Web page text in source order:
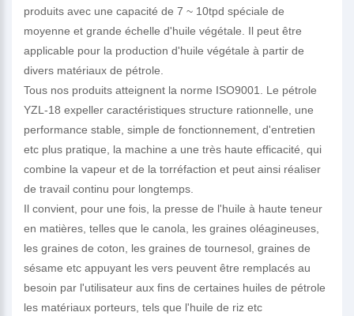
produits avec une capacité de 7 ~ 10tpd spéciale de
moyenne et grande échelle d'huile végétale. Il peut être
applicable pour la production d'huile végétale à partir de
divers matériaux de pétrole.
Tous nos produits atteignent la norme ISO9001. Le pétrole
YZL-18 expeller caractéristiques structure rationnelle, une
performance stable, simple de fonctionnement, d'entretien
etc plus pratique, la machine a une très haute efficacité, qui
combine la vapeur et de la torréfaction et peut ainsi réaliser
de travail continu pour longtemps.
Il convient, pour une fois, la presse de l'huile à haute teneur
en matières, telles que le canola, les graines oléagineuses,
les graines de coton, les graines de tournesol, graines de
sésame etc appuyant les vers peuvent être remplacés au
besoin par l'utilisateur aux fins de certaines huiles de pétrole
les matériaux porteurs, tels que l'huile de riz etc